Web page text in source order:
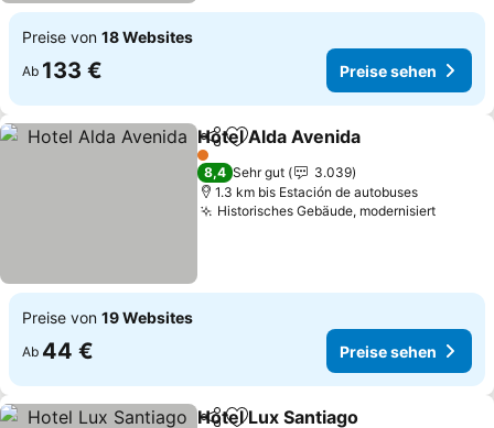
Preise von 18 Websites
Ab 133 € Preise sehen
TeilenZu Favoriten hinzufügen
Hotel Alda Avenida
1 Sterne
8,4 Sehr gut
3.039
1.3 km bis Estación de autobuses
Historisches Gebäude, modernisiert
Preise von 19 Websites
Ab 44 € Preise sehen
Hotel Lux Santiago